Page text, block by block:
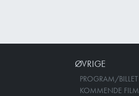
ØVRIGE
PROGRAM/BILLET
KOMMENDE FILM